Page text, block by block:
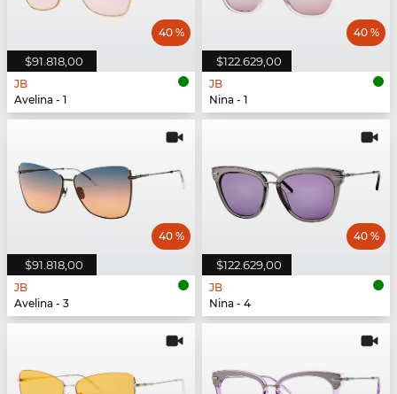
$91.818,00
40 %
JB
Avelina - 1
$122.629,00
40 %
JB
Nina - 1
$91.818,00
40 %
JB
Avelina - 3
$122.629,00
40 %
JB
Nina - 4